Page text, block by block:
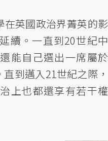
在英國政治界菁英的影
續。一直到20世紀中
能自己選出一席屬於
直到邁入21世紀之際，
上也都還享有若干權